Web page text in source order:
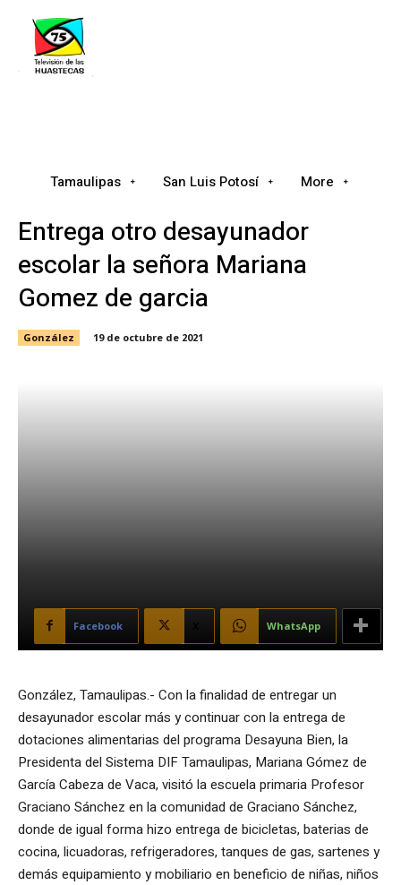
Tamaulipas San Luis Potosí More
Entrega otro desayunador
escolar la señora Mariana
Gomez de garcia
González 19 de octubre de 2021
Facebook WhatsApp
González, Tamaulipas.- Con la finalidad de entregar un
desayunador escolar más y continuar con la entrega de
dotaciones alimentarias del programa Desayuna Bien, la
Presidenta del Sistema DIF Tamaulipas, Mariana Gómez de
García Cabeza de Vaca, visitó la escuela primaria Profesor
Graciano Sánchez en la comunidad de Graciano Sánchez,
donde de igual forma hizo entrega de bicicletas, baterias de
cocina, licuadoras, refrigeradores, tanques de gas, sartenes y
demás equipamiento y mobiliario en beneficio de niñas, niños